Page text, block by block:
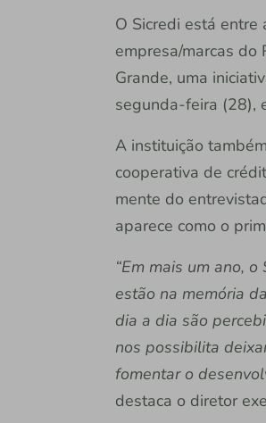
O Sicredi está entre
empresa/marcas do
Grande, uma
segunda-feira (28),
A instituição
cooperativa de
mente do
aparece como o
“Em mais um ano,
estão na memória
dia a dia são
nos possibilita
fomentar o
destaca o diretor